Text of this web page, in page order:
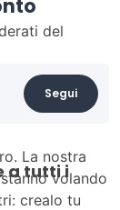
del
Segui
La nostra
volando
crealo tu
a tutti i